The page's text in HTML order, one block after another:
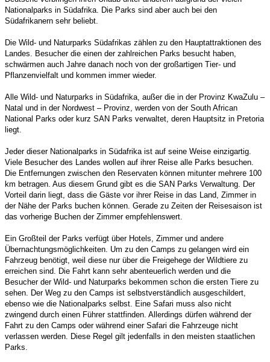
Nationalparks in Südafrika. Die Parks sind aber auch bei den
Südafrikanern sehr beliebt.
Die Wild- und Naturparks Südafrikas zählen zu den Hauptattraktionen des
Landes. Besucher die einen der zahlreichen Parks besucht haben,
schwärmen auch Jahre danach noch von der großartigen Tier- und
Pflanzenvielfalt und kommen immer wieder.
Alle Wild- und Naturparks in Südafrika, außer die in der Provinz KwaZulu –
Natal und in der Nordwest – Provinz, werden von der South African
National Parks oder kurz SAN Parks verwaltet, deren Hauptsitz in Pretoria
liegt.
Jeder dieser Nationalparks in Südafrika ist auf seine Weise einzigartig.
Viele Besucher des Landes wollen auf ihrer Reise alle Parks besuchen.
Die Entfernungen zwischen den Reservaten können mitunter mehrere 100
km betragen. Aus diesem Grund gibt es die SAN Parks Verwaltung. Der
Vorteil darin liegt, dass die Gäste vor ihrer Reise in das Land, Zimmer in
der Nähe der Parks buchen können. Gerade zu Zeiten der Reisesaison ist
das vorherige Buchen der Zimmer empfehlenswert.
Ein Großteil der Parks verfügt über Hotels, Zimmer und andere
Übernachtungsmöglichkeiten. Um zu den Camps zu gelangen wird ein
Fahrzeug benötigt, weil diese nur über die Freigehege der Wildtiere zu
erreichen sind. Die Fahrt kann sehr abenteuerlich werden und die
Besucher der Wild- und Naturparks bekommen schon die ersten Tiere zu
sehen. Der Weg zu den Camps ist selbstverständlich ausgeschildert,
ebenso wie die Nationalparks selbst. Eine Safari muss also nicht
zwingend durch einen Führer stattfinden. Allerdings dürfen während der
Fahrt zu den Camps oder während einer Safari die Fahrzeuge nicht
verlassen werden. Diese Regel gilt jedenfalls in den meisten staatlichen
Parks.